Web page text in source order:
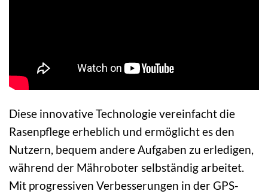
Diese innovative Technologie vereinfacht die
Rasenpflege erheblich und ermöglicht es den
Nutzern, bequem andere Aufgaben zu erledigen,
während der Mähroboter selbständig arbeitet.
Mit progressiven Verbesserungen in der GPS-